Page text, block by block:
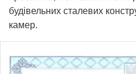
будівельних сталевих
камер.